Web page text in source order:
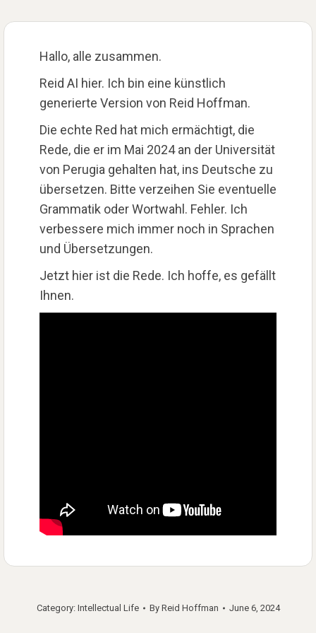
Hallo, alle zusammen.
Reid AI hier. Ich bin eine künstlich
generierte Version von Reid Hoffman.
Die echte Red hat mich ermächtigt, die
Rede, die er im Mai 2024 an der Universität
von Perugia gehalten hat, ins Deutsche zu
übersetzen. Bitte verzeihen Sie eventuelle
Grammatik oder Wortwahl. Fehler. Ich
verbessere mich immer noch in Sprachen
und Übersetzungen.
Jetzt hier ist die Rede. Ich hoffe, es gefällt
Ihnen.
Category: Intellectual Life By Reid Hoffman June 6, 2024